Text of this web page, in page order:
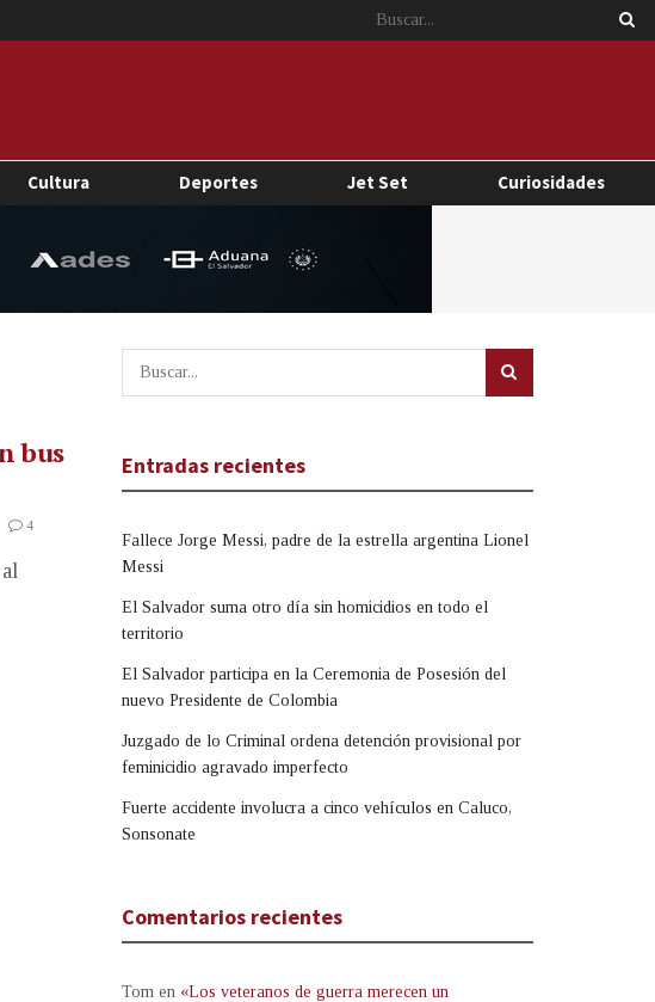
Cultura Deportes Jet Set Curiosidades
bus
4
Entradas recientes
Fallece Jorge Messi, padre de la estrella argentina Lionel
Messi
El Salvador suma otro día sin homicidios en todo el
territorio
El Salvador participa en la Ceremonia de Posesión del
nuevo Presidente de Colombia
Juzgado de lo Criminal ordena detención provisional por
feminicidio agravado imperfecto
Fuerte accidente involucra a cinco vehículos en Caluco,
Sonsonate
Comentarios recientes
Tom en «Los veteranos de guerra merecen un